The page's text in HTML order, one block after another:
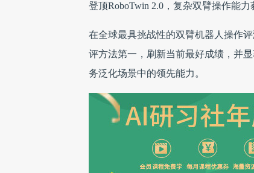
登顶RoboTwin 2.0，复杂双臂操作能力
在全球最具挑战性的双臂机器人操作
评方法第一，刷新当前最好成绩，并
务泛化场景中的领先能力。